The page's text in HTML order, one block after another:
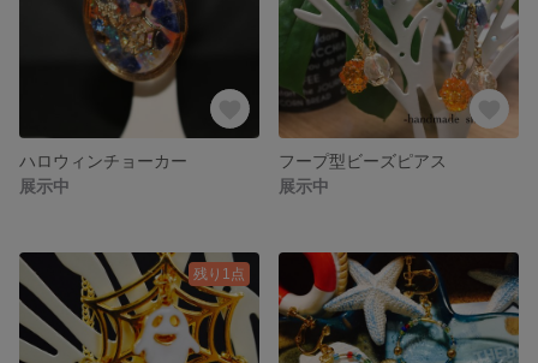
ハロウィンチョーカー
展示中
フープ型ビーズピアス
展示中
残り1点